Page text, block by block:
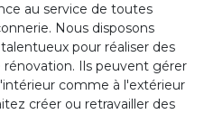
au service de toutes
Nous disposons
pour réaliser des
Ils peuvent gérer
comme à l'extérieur
créer ou retravailler des